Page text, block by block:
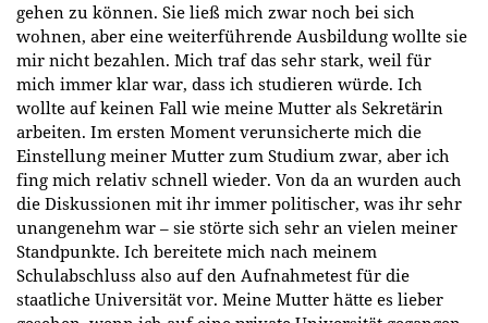
gehen zu können. Sie ließ mich zwar noch bei sich
wohnen, aber eine weiterführende Ausbildung wollte sie
mir nicht bezahlen. Mich traf das sehr stark, weil für
mich immer klar war, dass ich studieren würde. Ich
wollte auf keinen Fall wie meine Mutter als Sekretärin
arbeiten. Im ersten Moment verunsicherte mich die
Einstellung meiner Mutter zum Studium zwar, aber ich
fing mich relativ schnell wieder. Von da an wurden auch
die Diskussionen mit ihr immer politischer, was ihr sehr
unangenehm war – sie störte sich sehr an vielen meiner
Standpunkte. Ich bereitete mich nach meinem
Schulabschluss also auf den Aufnahmetest für die
staatliche Universität vor. Meine Mutter hätte es lieber